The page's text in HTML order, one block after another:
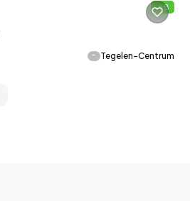
B
- Tegelen-Centrum